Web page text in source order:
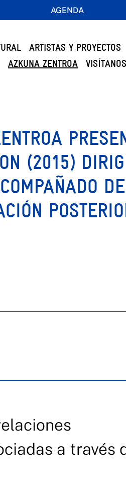
AGENDA
ARTISTAS Y PROYECTOS
AZKUNA ZENTROA
VISÍTANOS
(2015)
a través